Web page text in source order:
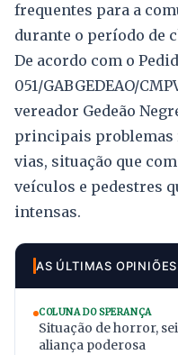
frequentes para a
durante o período de
De acordo com o
051/GABGEDEAO/
vereador Gedeão
principais problemas
vias, situação que
veículos e pedestres
intensas.
AS ÚLTIMAS OPINIÕES
COLUNA DO SPERANÇA
Situação de horror,
aliança poderosa